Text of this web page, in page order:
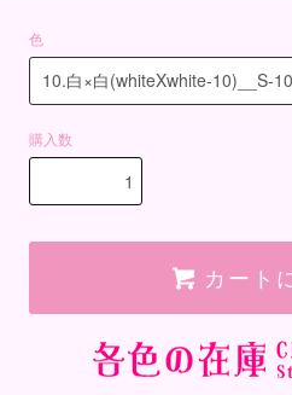
色
購入数
カート